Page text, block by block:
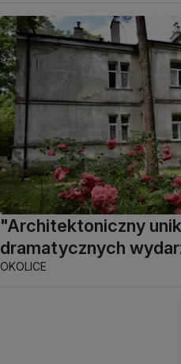
"Architektoniczny
dramatycznych
OKOLICE